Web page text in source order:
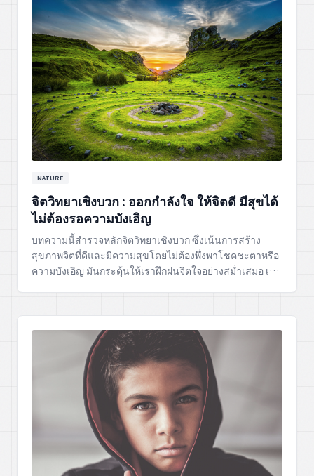
NATURE
จิตวิทยาเชิงบวก : ออกกำลังใจ ให้จิตดี มีสุขได้
ไม่ต้องรอความบังเอิญ
บทความนี้สำรวจหลักจิตวิทยาเชิงบวก ซึ่งเน้นการสร้าง
สุขภาพจิตที่ดีและมีความสุขโดยไม่ต้องพึ่งพาโชคชะตาหรือ
ความบังเอิญ มันกระตุ้นให้เราฝึกฝนจิตใจอย่างสม่ำเสมอ เพื่อ